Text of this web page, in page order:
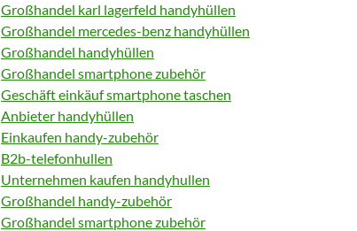
Großhandel karl lagerfeld handyhüllen
Großhandel mercedes-benz handyhüllen
Großhandel handyhüllen
Großhandel smartphone zubehör
Geschäft einkäuf smartphone taschen
Anbieter handyhüllen
Einkaufen handy-zubehör
B2b-telefonhullen
Unternehmen kaufen handyhullen
Großhandel handy-zubehör
Großhandel smartphone zubehör